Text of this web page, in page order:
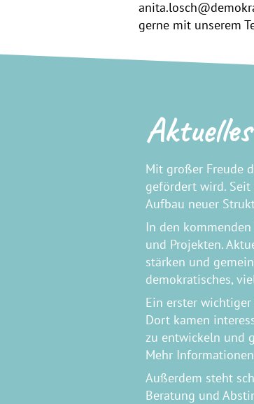
gerne mit unserem
Aktuelles
Mit großer Freude
gefördert wird.
Aufbau neuer
In den
und Projekten.
stärken und
demokratisches,
Ein erster
Dort kamen
zu entwickeln und
Mehr
Außerdem steht
Beratung und